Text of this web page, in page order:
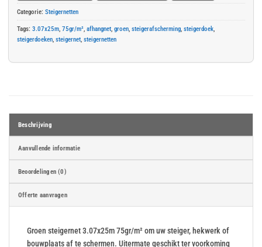
Categorie: Steigernetten
Tags: 3.07x25m 75gr/m² afhangnet groen steigerafscherming steigerdoek
steigerdoeken steigernet steigernetten
Beschrijving
Aanvullende informatie
Beoordelingen (0)
Offerte aanvragen
Groen steigernet 3.07x25m 75gr/m² om uw steiger, hekwerk of
bouwplaats af te schermen. Uitermate geschikt ter voorkoming